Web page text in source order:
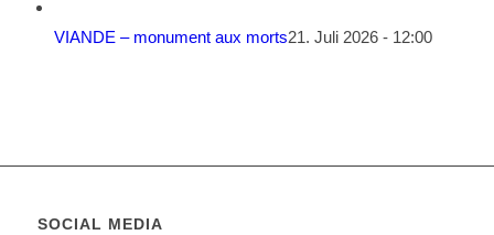
VIANDE – monument aux morts21. Juli 2026 - 12:00
SOCIAL MEDIA